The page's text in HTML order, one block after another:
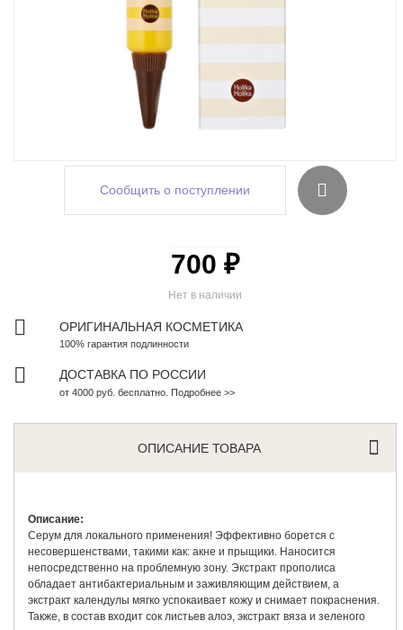
Сообщить о поступлении
Нет в наличии
700 ₽
ОРИГИНАЛЬНАЯ КОСМЕТИКА
100% гарантия подлинности
ДОСТАВКА ПО РОССИИ
от 4000 руб. бесплатно. Подробнее >>
ОПИСАНИЕ ТОВАРА
Описание:
Серум для локального применения! Эффективно борется с
несовершенствами, такими как: акне и прыщики. Наносится
непосредственно на проблемную зону. Экстракт прополиса
обладает антибактериальным и заживляющим действием, а
экстракт календулы мягко успокаивает кожу и снимает покраснения.
Также, в состав входит сок листьев алоэ, экстракт вяза и зеленого